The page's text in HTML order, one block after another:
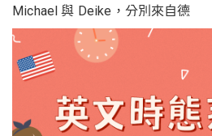
Michael 與 Deike，分別來自德